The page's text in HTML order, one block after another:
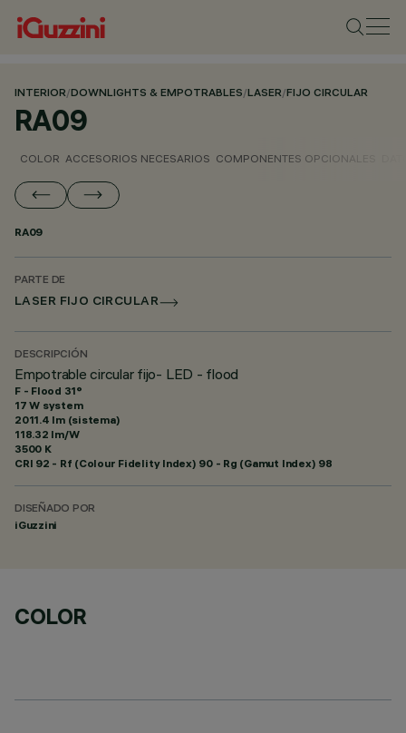
INTERIOR/DOWNLIGHTS & EMPOTRABLES/LASER/FIJO CIRCULAR
RA09
COLOR ACCESORIOS NECESARIOS COMPONENTES OPCIONALES
RA09
PARTE DE
LASER FIJO CIRCULAR
DESCRIPCIÓN
Empotrable circular fijo- LED - flood
F - Flood 31°
17 W system
2011.4 lm (sistema)
118.32 lm/W
3500 K
CRI 92 - Rf (Colour Fidelity Index) 90 - Rg (Gamut Index) 98
DISEÑADO POR
iGuzzini
COLOR